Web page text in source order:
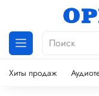
Хиты продаж